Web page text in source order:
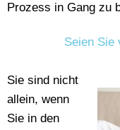
Prozess in Gang zu
Seien Sie
Sie sind nicht
allein, wenn
Sie in den